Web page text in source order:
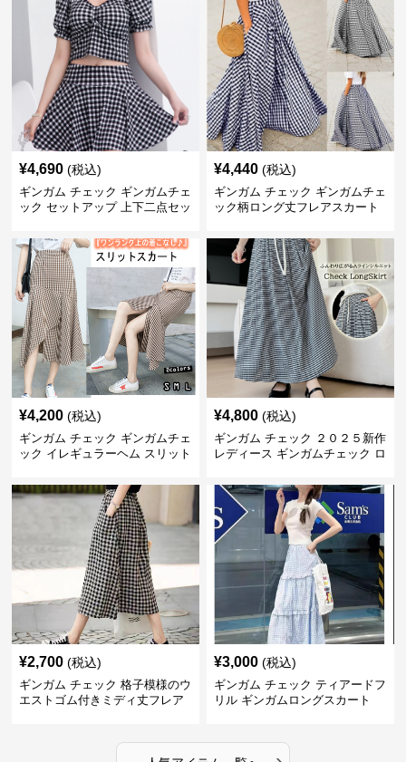
¥4,690 (税込)
ギンガム チェック ギンガムチェ
ック セットアップ 上下二点セッ
¥4,440 (税込)
ギンガム チェック ギンガムチェ
ック柄ロング丈フレアスカート
¥4,200 (税込)
ギンガム チェック ギンガムチェ
ック イレギュラーヘム スリット
¥4,800 (税込)
ギンガム チェック ２０２５新作
レディース ギンガムチェック ロ
¥2,700 (税込)
ギンガム チェック 格子模様のウ
エストゴム付きミディ丈フレア
¥3,000 (税込)
ギンガム チェック ティアードフ
リル ギンガムロングスカート